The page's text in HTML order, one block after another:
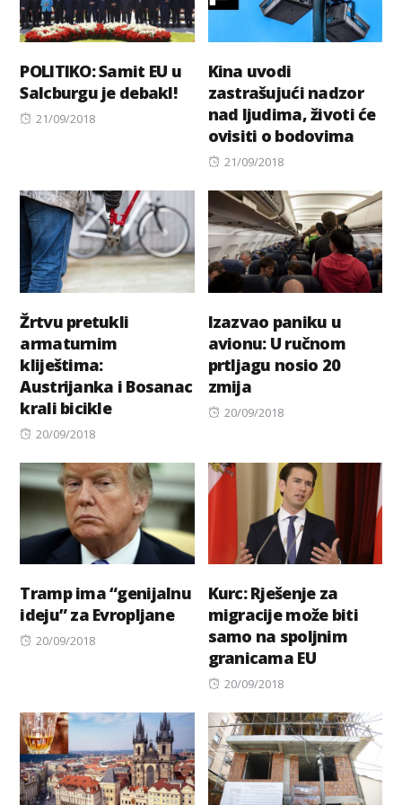
POLITIKO: Samit EU u
Salcburgu je debakl!
Posted
21/09/2018
Kina uvodi
zastrašujući nadzor
nad ljudima, životi će
ovisiti o bodovima
Posted
21/09/2018
Žrtvu pretukli
armaturnim
kliještima:
Austrijanka i Bosanac
krali bicikle
Posted
20/09/2018
Izazvao paniku u
avionu: U ručnom
prtljagu nosio 20
zmija
Posted
20/09/2018
Tramp ima “genijalnu
ideju” za Evropljane
Posted
20/09/2018
Kurc: Rješenje za
migracije može biti
samo na spoljnim
granicama EU
Posted
20/09/2018